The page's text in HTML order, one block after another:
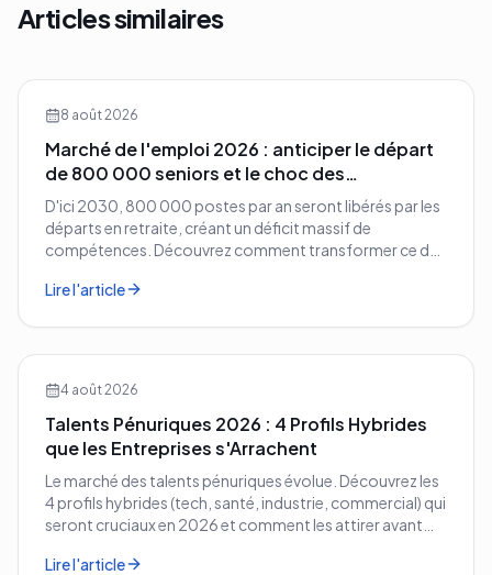
Articles similaires
8 août 2026
Marché de l'emploi 2026 : anticiper le départ
de 800 000 seniors et le choc des
compétences
D'ici 2030, 800 000 postes par an seront libérés par les
départs en retraite, créant un déficit massif de
compétences. Découvrez comment transformer ce défi
entreprise.
Lire l'article
4 août 2026
Talents Pénuriques 2026 : 4 Profils Hybrides
que les Entreprises s'Arrachent
Le marché des talents pénuriques évolue. Découvrez les
4 profils hybrides (tech, santé, industrie, commercial) qui
seront cruciaux en 2026 et comment les attirer avant
Lire l'article